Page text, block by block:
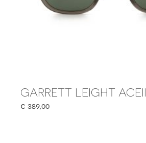
GARRETT LEIGHT ACEII
€ 389,00